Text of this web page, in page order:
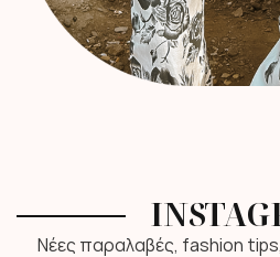
Νέες παραλαβές, fashion